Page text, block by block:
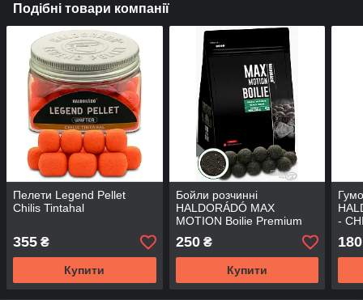
Подібні товари компанії
Пелети Legend Pellet
Chilis Tintahal
355 ₴
Купити
Бойли розчинні
HALDORÁDÓ MAX
MOTION Boilie Premium
Soluble 24 mm Fekete
Tintahal
250₴
Купити
-
180